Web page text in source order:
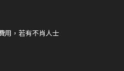
用，若有不肖人士